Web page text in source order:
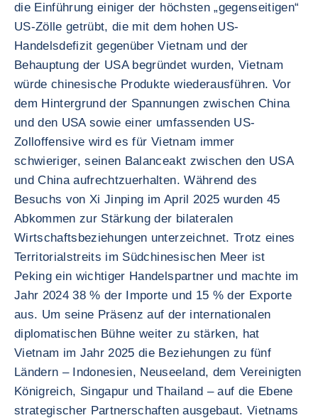
die Einführung einiger der höchsten „gegenseitigen“
US-Zölle getrübt, die mit dem hohen US-
Handelsdefizit gegenüber Vietnam und der
Behauptung der USA begründet wurden, Vietnam
würde chinesische Produkte wiederausführen. Vor
dem Hintergrund der Spannungen zwischen China
und den USA sowie einer umfassenden US-
Zolloffensive wird es für Vietnam immer
schwieriger, seinen Balanceakt zwischen den USA
und China aufrechtzuerhalten. Während des
Besuchs von Xi Jinping im April 2025 wurden 45
Abkommen zur Stärkung der bilateralen
Wirtschaftsbeziehungen unterzeichnet. Trotz eines
Territorialstreits im Südchinesischen Meer ist
Peking ein wichtiger Handelspartner und machte im
Jahr 2024 38 % der Importe und 15 % der Exporte
aus. Um seine Präsenz auf der internationalen
diplomatischen Bühne weiter zu stärken, hat
Vietnam im Jahr 2025 die Beziehungen zu fünf
Ländern – Indonesien, Neuseeland, dem Vereinigten
Königreich, Singapur und Thailand – auf die Ebene
strategischer Partnerschaften ausgebaut. Vietnams